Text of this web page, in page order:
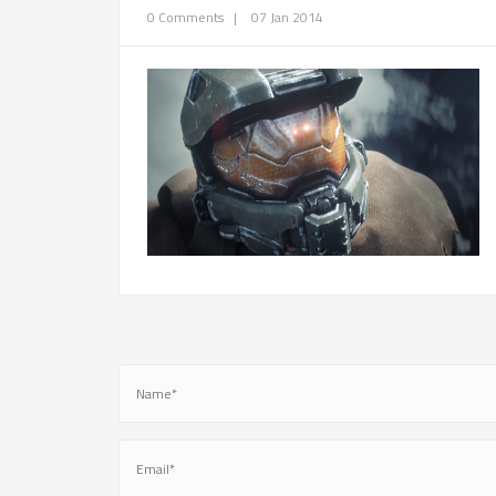
0 Comments | 07 Jan 2014